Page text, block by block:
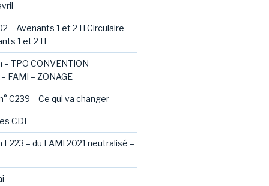
– Avenants 1 et 2 H Circulaire
1 et 2 H
– TPO CONVENTION
FAMI – ZONAGE
C239 – Ce qui va changer
CDF
F223 – du FAMI 2021 neutralisé –